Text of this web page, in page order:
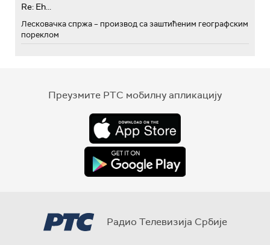
Re: Eh...
Лесковачка спржа – производ са заштићеним географским
пореклом
Преузмите РТС мобилну апликацију
Радио Телевизија Србије